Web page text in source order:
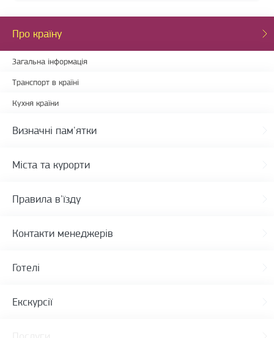
Про країну
Загальна інформація
Транспорт в країні
Кухня країни
Визначні пам'ятки
Міста та курорти
Правила в'їзду
Контакти менеджерів
Готелі
Екскурсії